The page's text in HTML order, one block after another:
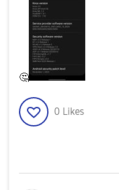
🤔
0 Likes